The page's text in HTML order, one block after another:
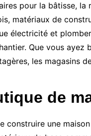
pour la bâtisse,
matériaux de
électricité et
Que vous
les magasins
de
construire une